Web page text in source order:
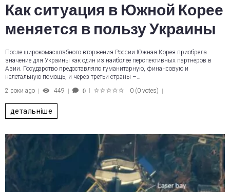
Как ситуация в Южной Корее
меняется в пользу Украины
После широкомасштабного вторжения России Южная Корея приобрела
значение для Украины как один из наиболее перспективных партнеров в
Азии. Государство предоставляло гуманитарную, финансовую и
нелетальную помощь, и через третьи страны –…
2 роки ago
449 0 0 (0 votes)
детальніше